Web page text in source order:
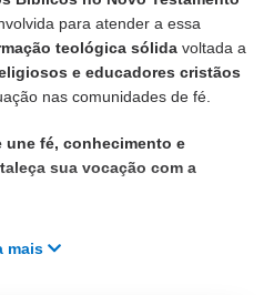
para atender a essa
teológica sólida voltada a
e educadores cristãos
nas comunidades de fé.
une fé, conhecimento e
sua vocação com a
mais